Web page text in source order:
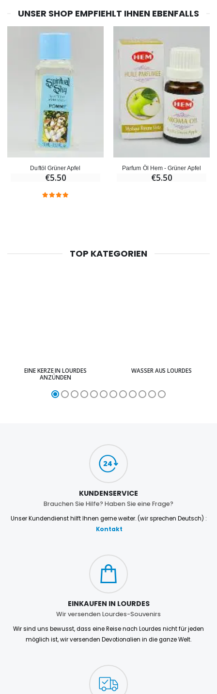
UNSER SHOP EMPFIEHLT IHNEN EBENFALLS
Duftöl Grüner Apfel
€5.50
Parfum Öl Hem - Grüner Apfel
€5.50
TOP KATEGORIEN
EINE KERZE IN LOURDES
ANZÜNDEN
WASSER AUS LOURDES
KUNDENSERVICE
Brauchen Sie Hilfe? Haben Sie eine Frage?
Unser Kundendienst hilft Ihnen gerne weiter. (wir sprechen Deutsch) :
Kontakt
EINKAUFEN IN LOURDES
Wir versenden Lourdes-Souvenirs
Wir sind uns bewusst, dass eine Reise nach Lourdes nicht für jeden
möglich ist, wir versenden Devotionalien in die ganze Welt.